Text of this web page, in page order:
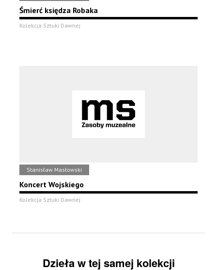
Śmierć księdza Robaka
Kolekcja Sztuki Dawnej
Stanisław Masłowski
Koncert Wojskiego
Kolekcja Sztuki Dawnej
Dzieła w tej samej kolekcji